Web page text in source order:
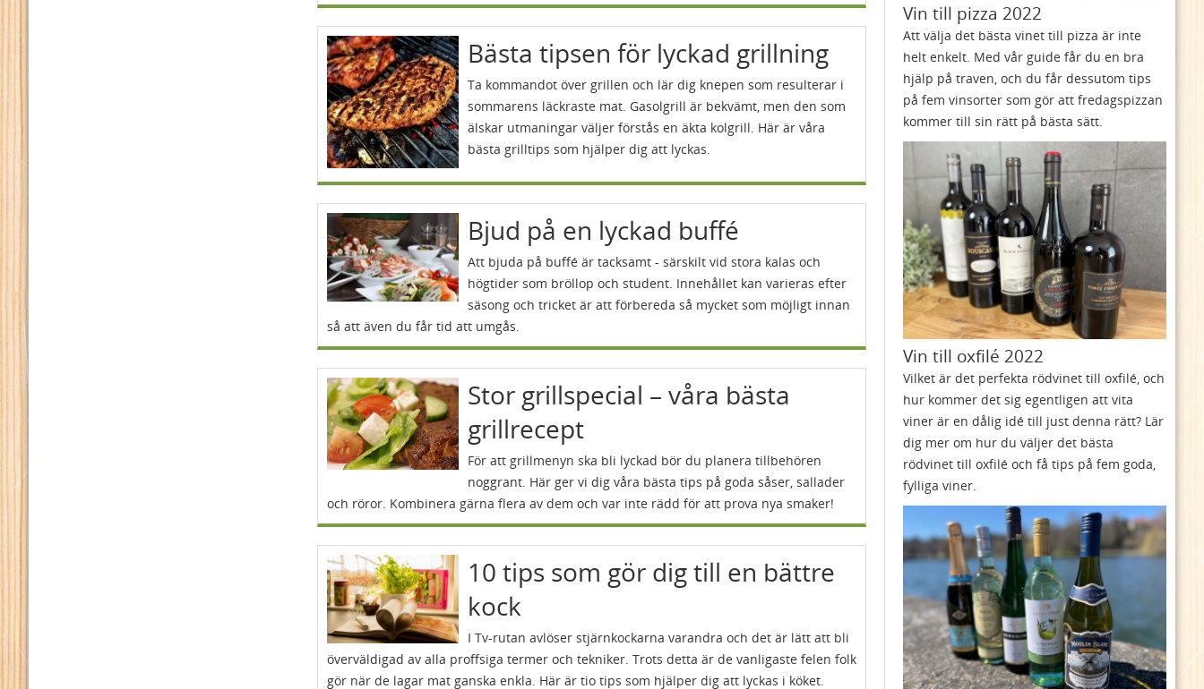
Bästa tipsen för lyckad grillning
Ta kommandot över grillen och lär dig knepen som resulterar i
sommarens läckraste mat. Gasolgrill är bekvämt, men den som
älskar utmaningar väljer förstås en äkta kolgrill. Här är våra
bästa grilltips som hjälper dig att lyckas.
Bjud på en lyckad buffé
Att bjuda på buffé är tacksamt - särskilt vid stora kalas och
högtider som bröllop och student. Innehållet kan varieras efter
säsong och tricket är att förbereda så mycket som möjligt innan
så att även du får tid att umgås.
Stor grillspecial – våra bästa
grillrecept
För att grillmenyn ska bli lyckad bör du planera tillbehören
noggrant. Här ger vi dig våra bästa tips på goda såser, sallader
och röror. Kombinera gärna flera av dem och var inte rädd för att prova nya smaker!
10 tips som gör dig till en bättre
kock
I Tv-rutan avlöser stjärnkockarna varandra och det är lätt att bli
överväldigad av alla proffsiga termer och tekniker. Trots detta är de vanligaste felen folk
gör när de lagar mat ganska enkla. Här är tio tips som hjälper dig att lyckas i köket.
Vin till pizza 2022
Att välja det bästa vinet till pizza är inte
helt enkelt. Med vår guide får du en bra
hjälp på traven, och du får dessutom tips
på fem vinsorter som gör att fredagspizzan
kommer till sin rätt på bästa sätt.
Vin till oxfilé 2022
Vilket är det perfekta rödvinet till oxfilé, och
hur kommer det sig egentligen att vita
viner är en dålig idé till just denna rätt? Lär
dig mer om hur du väljer det bästa
rödvinet till oxfilé och få tips på fem goda,
fylliga viner.